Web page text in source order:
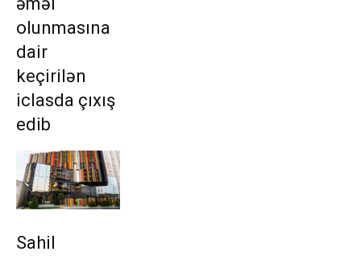
olunmasına
dair
keçirilən
iclasda çıxış
edib
Sahil